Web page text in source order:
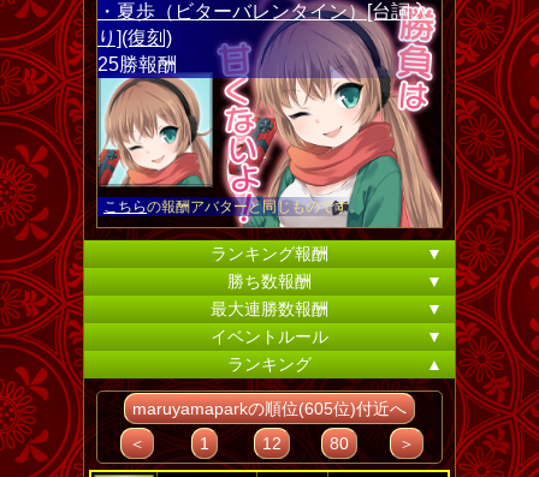
・夏歩（ビターバレンタイン）[台詞入
り](復刻)
25勝報酬
こちらの報酬アバターと同じものです。
ランキング報酬
▼
勝ち数報酬
▼
最大連勝数報酬
▼
イベントルール
▼
ランキング
▲
maruyamaparkの順位(605位)付近へ
＜
1 12 80 ＞